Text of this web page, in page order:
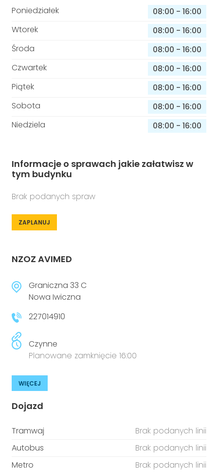
Poniedziałek 08:00 - 16:00
Wtorek
08:00 - 16:00
Środa
08:00 - 16:00
Czwartek
08:00 - 16:00
Piątek
08:00 - 16:00
Sobota
08:00 - 16:00
Niedziela
08:00 - 16:00
Informacje o sprawach jakie załatwisz w
tym budynku
Brak podanych spraw
ZAPLANUJ
NZOZ AVIMED
Graniczna 33 C
Nowa Iwiczna
227014910
Czynne
Planowane zamknięcie 16:00
WIĘCEJ
Dojazd
Tramwaj
Brak podanych linii
Autobus
Brak podanych linii
Metro
Brak podanych linii